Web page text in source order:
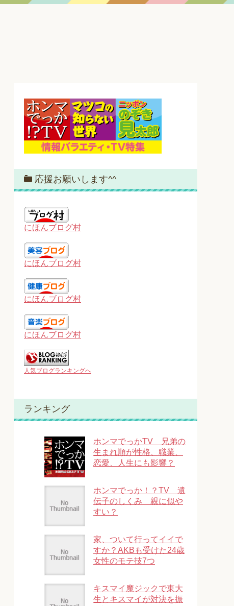
応援お願いします^^
にほんブログ村
にほんブログ村
にほんブログ村
にほんブログ村
人気ブログランキングへ
ランキング
ホンマでっかTV 兄弟の
生まれ順が性格、職業、
恋愛、人生にも影響？
ホンマでっか！？TV 遺
伝子のしくみ 親に似や
すい？
家、ついて行ってイイで
すか？AKBも受けた24歳
女性のモテ技7つ
キスマイ魔ジックで東大
生とキスマイが対決を振